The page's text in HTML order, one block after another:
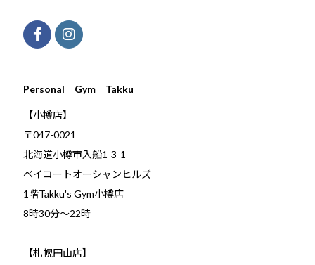
Personal Gym Takku
【小樽店】
〒047-0021
北海道小樽市入船1-3-1
ベイコートオーシャンヒルズ
1階Takku's Gym小樽店
​8時30分～22時
【札幌円山店】